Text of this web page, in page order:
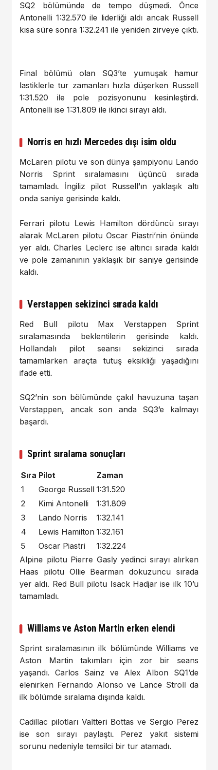
SQ2 bölümünde de tempo düşmedi. Önce
Antonelli 1:32.570 ile liderliği aldı ancak Russell
kısa süre sonra 1:32.241 ile yeniden zirveye çıktı.
Final bölümü olan SQ3’te yumuşak hamur
lastiklerle tur zamanları hızla düşerken Russell
1:31.520 ile pole pozisyonunu kesinleştirdi.
Antonelli ise 1:31.809 ile ikinci sırayı aldı.
Norris en hızlı Mercedes dışı isim oldu
McLaren pilotu ve son dünya şampiyonu Lando
Norris Sprint sıralamasını üçüncü sırada
tamamladı. İngiliz pilot Russell’ın yaklaşık altı
onda saniye gerisinde kaldı.
Ferrari pilotu Lewis Hamilton dördüncü sırayı
alarak McLaren pilotu Oscar Piastri’nin önünde
yer aldı. Charles Leclerc ise altıncı sırada kaldı
ve pole zamanının yaklaşık bir saniye gerisinde
kaldı.
Verstappen sekizinci sırada kaldı
Red Bull pilotu Max Verstappen Sprint
sıralamasında beklentilerin gerisinde kaldı.
Hollandalı pilot seansı sekizinci sırada
tamamlarken araçta tutuş eksikliği yaşadığını
ifade etti.
SQ2’nin son bölümünde çakıl havuzuna taşan
Verstappen, ancak son anda SQ3’e kalmayı
başardı.
Sprint sıralama sonuçları
Sıra Pilot
Zaman
1
George Russell 1:31.520
2
Kimi Antonelli
1:31.809
3
Lando Norris
1:32.141
4
Lewis Hamilton 1:32.161
5
Oscar Piastri
1:32.224
Alpine pilotu Pierre Gasly yedinci sırayı alırken
Haas pilotu Ollie Bearman dokuzuncu sırada
yer aldı. Red Bull pilotu Isack Hadjar ise ilk 10’u
tamamladı.
Williams ve Aston Martin erken elendi
Sprint sıralamasının ilk bölümünde Williams ve
Aston Martin takımları için zor bir seans
yaşandı. Carlos Sainz ve Alex Albon SQ1’de
elenirken Fernando Alonso ve Lance Stroll da
ilk bölümde sıralama dışında kaldı.
Cadillac pilotları Valtteri Bottas ve Sergio Perez
ise son sırayı paylaştı. Perez yakıt sistemi
sorunu nedeniyle temsilci bir tur atamadı.